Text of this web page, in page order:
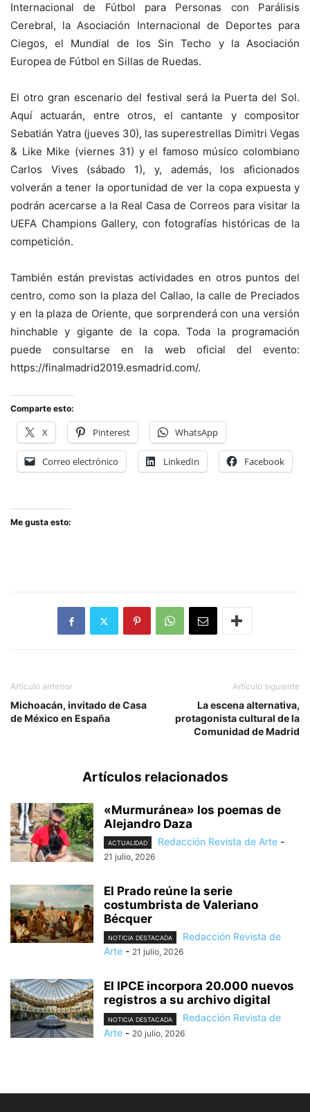
Internacional de Fútbol para Personas con Parálisis
Cerebral, la Asociación Internacional de Deportes para
Ciegos, el Mundial de los Sin Techo y la Asociación
Europea de Fútbol en Sillas de Ruedas.
El otro gran escenario del festival será la Puerta del Sol.
Aquí actuarán, entre otros, el cantante y compositor
Sebatián Yatra (jueves 30), las superestrellas Dimitri Vegas
& Like Mike (viernes 31) y el famoso músico colombiano
Carlos Vives (sábado 1), y, además, los aficionados
volverán a tener la oportunidad de ver la copa expuesta y
podrán acercarse a la Real Casa de Correos para visitar la
UEFA Champions Gallery, con fotografías históricas de la
competición.
También están previstas actividades en otros puntos del
centro, como son la plaza del Callao, la calle de Preciados
y en la plaza de Oriente, que sorprenderá con una versión
hinchable y gigante de la copa. Toda la programación
puede consultarse en la web oficial del evento:
https://finalmadrid2019.esmadrid.com/.
Comparte esto:
X Pinterest WhatsApp
Correo electrónico LinkedIn Facebook
Me gusta esto:
Artículo anterior
Michoacán, invitado de Casa
de México en España
Artículo siguiente
La escena alternativa,
protagonista cultural de la
Comunidad de Madrid
Artículos relacionados
«Murmuránea» los poemas de
Alejandro Daza
ACTUALIDAD Redacción Revista de Arte -
21 julio, 2026
El Prado reúne la serie
costumbrista de Valeriano
Bécquer
NOTICIA DESTACADA
Redacción Revista de
Arte - 21 julio, 2026
El IPCE incorpora 20.000 nuevos
registros a su archivo digital
NOTICIA DESTACADA
Redacción Revista de
Arte - 20 julio, 2026